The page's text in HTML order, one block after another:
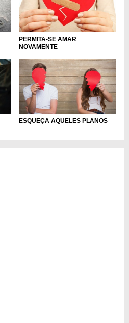
PERMITA-SE AMAR
NOVAMENTE
ESQUEÇA AQUELES PLANOS